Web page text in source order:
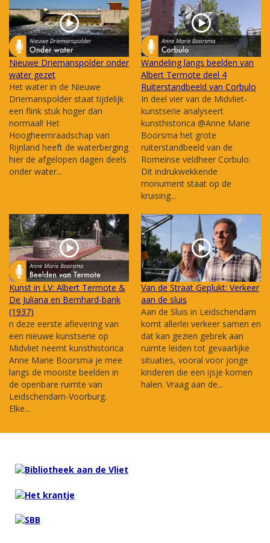
Nieuwe Driemanspolder onder
water gezet
Het water in de Nieuwe
Driemanspolder staat tijdelijk
een flink stuk hoger dan
normaal! Het
Hoogheemraadschap van
Rijnland heeft de waterberging
hier de afgelopen dagen deels
onder water...
Wandeling langs beelden van
Albert Termote deel 4
Ruiterstandbeeld van Corbulo
In deel vier van de Midvliet-
kunstserie analyseert
kunsthistorica @Anne Marie
Boorsma het grote
ruiterstandbeeld van de
Romeinse veldheer Corbulo.
Dit indrukwekkende
monument staat op de
kruising...
Kunst in LV: Albert Termote &
De Juliana en Bernhard-bank
(1937)
n deze eerste aflevering van
een nieuwe kunstserie op
Midvliet neemt kunsthistorica
Anne Marie Boorsma je mee
langs de mooiste beelden in
de openbare ruimte van
Leidschendam-Voorburg.
Elke...
Van de Straat Geplukt: Verkeer
aan de sluis
Aan de Sluis in Leidschendam
komt allerlei verkeer samen en
dat kan gezien gebrek aan
ruimte leiden tot gevaarlijke
situaties, vooral voor jonge
kinderen die een ijsje komen
halen. Vraag aan de...